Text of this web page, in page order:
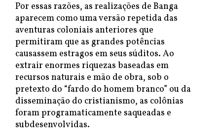
Por essas razões, as realizações de Banga
aparecem como uma versão repetida das
aventuras coloniais anteriores que
permitiram que as grandes potências
causassem estragos em seus súditos. Ao
extrair enormes riquezas baseadas em
recursos naturais e mão de obra, sob o
pretexto do “fardo do homem branco” ou da
disseminação do cristianismo, as colônias
foram programaticamente saqueadas e
subdesenvolvidas.